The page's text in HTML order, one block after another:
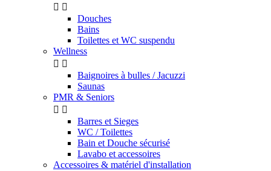
 
Douches
Bains
Toilettes et WC suspendu
Wellness
 
Baignoires à bulles / Jacuzzi
Saunas
PMR & Seniors
 
Barres et Sieges
WC / Toilettes
Bain et Douche sécurisé
Lavabo et accessoires
Accessoires & matériel d'installation